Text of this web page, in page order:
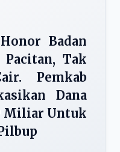
Badan
Pacitan, Tak
Pemkab
Dana
Miliar Untuk